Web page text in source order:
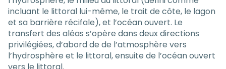
incluant le littoral lui-même, le trait de côte, le lagon
et sa barrière récifale), et l’océan ouvert. Le
transfert des aléas s’opère dans deux directions
privilégiées, d’abord de de l’atmosphère vers
l’hydrosphère et le littoral, ensuite de l’océan ouvert
vers le littoral.